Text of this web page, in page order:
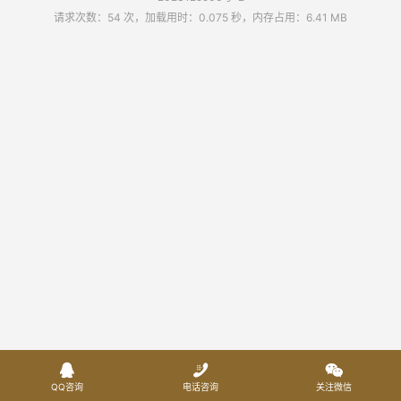
请求次数：54 次，加载用时：0.075 秒，内存占用：6.41 MB

QQ咨询

电话咨询

关注微信